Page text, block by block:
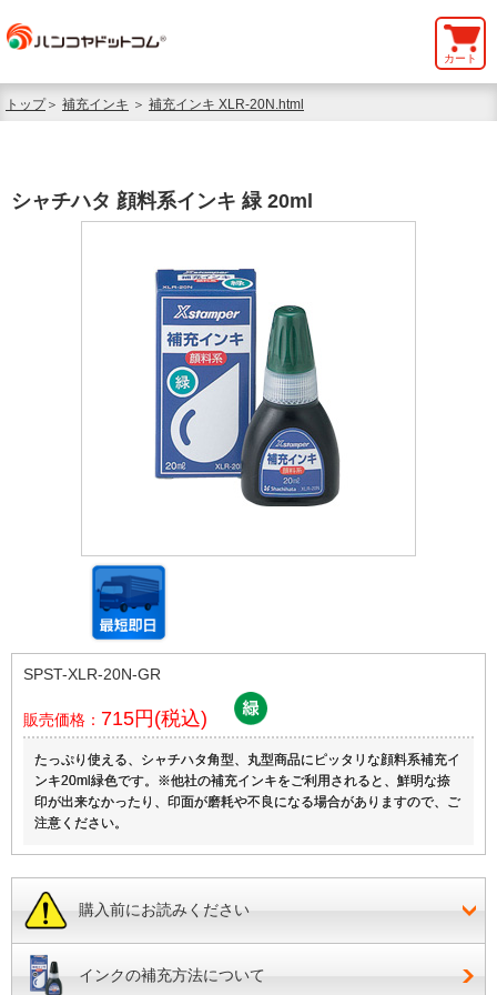
カート
トップ＞ 補充インキ ＞ 補充インキ XLR-20N.html
シャチハタ 顔料系インキ 緑 20ml
SPST-XLR-20N-GR
販売価格： 715円(税込)
たっぷり使える、シャチハタ角型、丸型商品にピッタリな顔料系補充イ
ンキ20ml緑色です。※他社の補充インキをご利用されると、鮮明な捺
印が出来なかったり、印面が磨耗や不良になる場合がありますので、ご
注意ください。
購入前にお読みください
インクの補充方法について